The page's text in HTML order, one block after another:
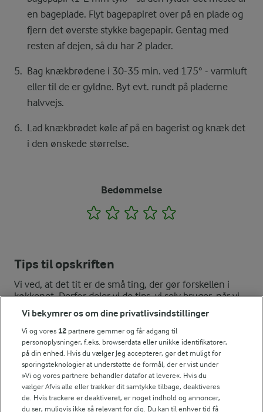
en bageplade. Flyt bagepapiret over på en plade og
fjern det øverste stykke bagepapir. Gentag med
resten af dejen, så du har 2 plader.
Bag knækbrødene i 30-35 min. ved 175° - varmluft
eller til de er gyldne. Byt evt. rundt på pladerne
halvvejs.
Lad knækbrødet køle af på en bagerist og knæk det
i den ønskede størrelse.
Bedømmelse
1 2 3 4
Tips til opskriften
Vi ved, at det tit er de små ting, der gør forskellen i
køkkenet. Derfor deler vi de tips, vi selv bruger, når vi
laver mad og udvikler opskrifter.
VARIATION
Det er nemt at variere smagen i linseknækbrødene.
TIP
Vi bekymrer os om dine privatlivsindstillinger
Vi og vores 12 partnere gemmer og får adgang til
personoplysninger, f.eks. browserdata eller unikke identifikatorer,
på din enhed. Hvis du vælger Jeg accepterer, gør det muligt for
sporingsteknologier at understøtte de formål, der er vist under
»Vi og vores partnere behandler datafor at levere«. Hvis du
vælger Afvis alle eller trækker dit samtykke tilbage, deaktiveres
de. Hvis trackere er deaktiveret, er noget indhold og annoncer,
du ser, muligvis ikke så relevant for dig. Du kan til enhver tid få